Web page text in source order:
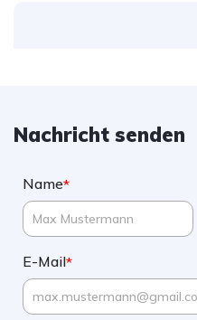
Nachricht senden
Name*
E-Mail*